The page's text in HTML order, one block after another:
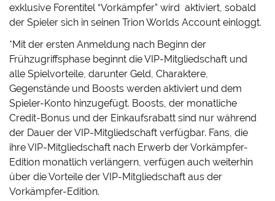
exklusive Forentitel “Vorkämpfer” wird aktiviert, sobald
der Spieler sich in seinen Trion Worlds Account einloggt.
*Mit der ersten Anmeldung nach Beginn der
Frühzugriffsphase beginnt die VIP-Mitgliedschaft und
alle Spielvorteile, darunter Geld, Charaktere,
Gegenstände und Boosts werden aktiviert und dem
Spieler-Konto hinzugefügt. Boosts, der monatliche
Credit-Bonus und der Einkaufsrabatt sind nur während
der Dauer der VIP-Mitgliedschaft verfügbar. Fans, die
ihre VIP-Mitgliedschaft nach Erwerb der Vorkämpfer-
Edition monatlich verlängern, verfügen auch weiterhin
über die Vorteile der VIP-Mitgliedschaft aus der
Vorkämpfer-Edition.